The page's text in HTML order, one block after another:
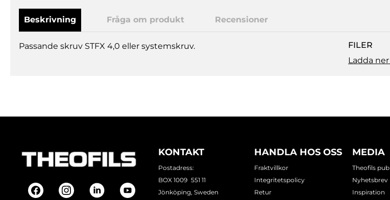
Beskrivning Fråga om produkt Recensioner
Passande skruv STFX 4,0 eller systemskruv.
FILER
Ladda
KONTAKT
Postadress:
BOX 1009 551 11
Jönköping, Sweden
HANDLA HOS OSS
Fraktvillkor
Integritetspolicy
Retur
MEDIA
Theofils
Nyhetsbrev
Inspiration